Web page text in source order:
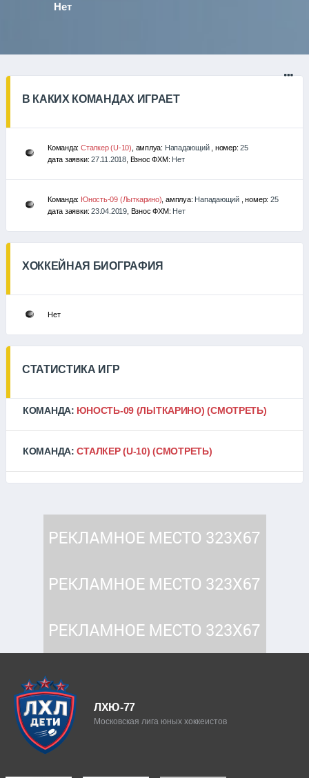
Нет
В КАКИХ КОМАНДАХ ИГРАЕТ
Команда:Сталкер (U-10) , амплуа: Нападающий, номер:25
дата заявки:27.11.2018, Взнос ФХМ: Нет
Команда: Юность-09 (Лыткарино) , амплуа: Нападающий , номер: 25
дата заявки:23.04.2019, Взнос ФХМ: Нет
ХОККЕЙНАЯ БИОГРАФИЯ
Нет
СТАТИСТИКА ИГР
КОМАНДА: ЮНОСТЬ-09 (ЛЫТКАРИНО) (СМОТРЕТЬ)
КОМАНДА:СТАЛКЕР (U-10) (СМОТРЕТЬ)
ЛХЮ-77
Московская лига юных хоккеистов